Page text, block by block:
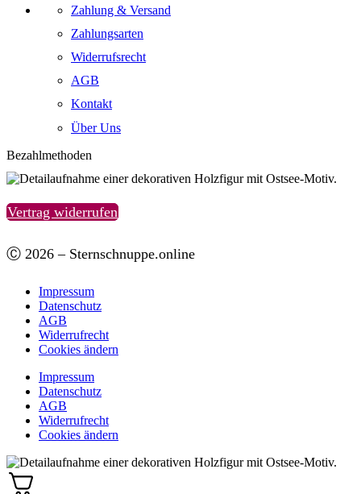
Zahlung & Versand
Zahlungsarten
Widerrufsrecht
AGB
Kontakt
Über Uns
Bezahlmethoden
Vertrag widerrufen
Ⓒ 2026 – Sternschnuppe.online
Impressum
Datenschutz
AGB
Widerrufrecht
Cookies ändern
Impressum
Datenschutz
AGB
Widerrufrecht
Cookies ändern